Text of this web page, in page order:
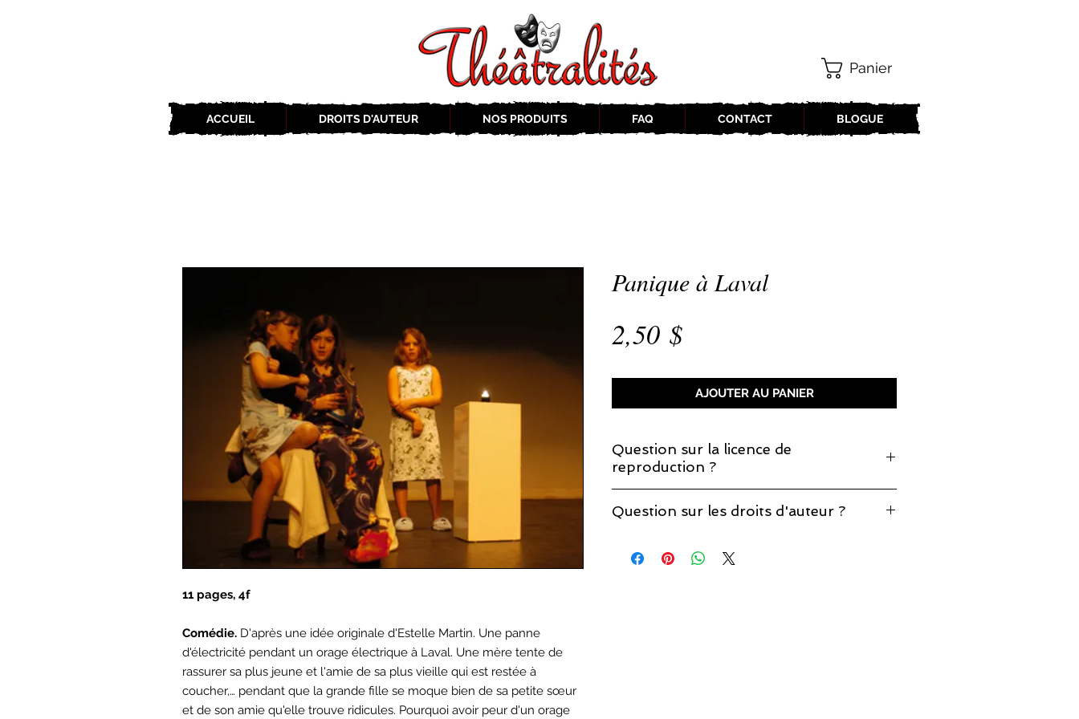
ACCUEIL DROITS D'AUTEUR NOS PRODUITS FAQ CONTACT BLOGUE
Panier
11 pages, 4f
Comédie. D'après une idée originale d'Estelle Martin. Une panne
d'électricité pendant un orage électrique à Laval. Une mère tente de
rassurer sa plus jeune et l'amie de sa plus vieille qui est restée à
coucher,… pendant que la grande fille se moque bien de sa petite sœur
et de son amie qu'elle trouve ridicules. Pourquoi avoir peur d'un orage
Panique à Laval
2,50 $Prix
AJOUTER AU PANIER
Question sur la licence de
reproduction ?
que la licence de reproduction est incluse.
Question sur les droits d'auteur ?
page sur les
droits d'auteur